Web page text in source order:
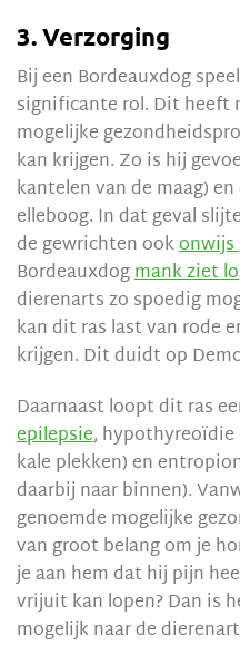
3. Verzorging
Bij een Bordeauxdog
significante rol. Dit heeft
mogelijke
kan krijgen. Zo is hij
kantelen van de maag)
elleboog. In dat geval
de gewrichten ook
Bordeauxdogmank ziet
dierenarts zo spoedig
kan dit ras last van rode
krijgen. Dit duidt op
Daarnaast loopt dit ras
epilepsie, hypothyreoïdie
kale plekken) en
daarbij naar binnen).
genoemde mogelijke
van groot belang om je
je aan hem dat hij pijn
vrijuit kan lopen? Dan is
mogelijk naar de